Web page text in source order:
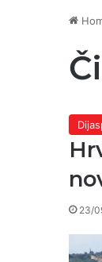
23/